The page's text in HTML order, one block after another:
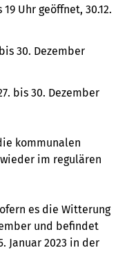
19 Uhr geöffnet, 30.12.
30. Dezember
bis 30. Dezember
kommunalen
im regulären
es die Witterung
und befindet
Januar 2023 in der